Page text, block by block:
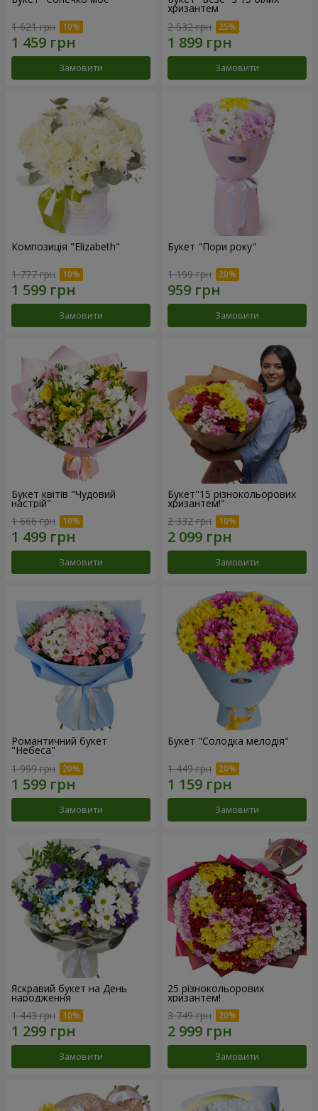
1 621 грн
Замовити
хризантем
2 532 грн
Замовити
Композиція "Elizabeth"
1 777 грн
Замовити
Букет "Пори року"
1 199 грн
Замовити
Букет квітів "Чудовий
настрій"
1 666 грн
Замовити
Букет"15 різнокольорових
хризантем!"
2 332 грн
Замовити
Романтичний букет
"Небеса"
1 999 грн
Замовити
Букет "Солодка мелодія"
1 449 грн
Замовити
Яскравий букет на День
народження
1 443 грн
Замовити
25 різнокольорових
хризантем!
3 749 грн
Замовити